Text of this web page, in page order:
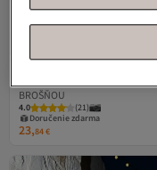
BROŠŇOU
4.0 (21)
Doručenie zdarma
23,84€